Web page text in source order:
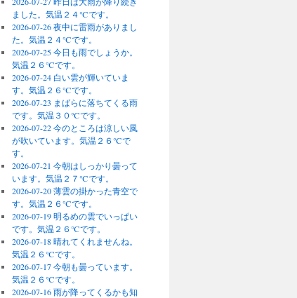
ました。気温２４℃です。
2026-07-26 夜中に雷雨がありまし
た。気温２４℃です。
2026-07-25 今日も雨でしょうか。
気温２６℃です。
2026-07-24 白い雲が輝いていま
す。気温２６℃です。
2026-07-23 まばらに落ちてくる雨
です。気温３０℃です。
2026-07-22 今のところは涼しい風
が吹いています。気温２６℃で
す。
2026-07-21 今朝はしっかり曇って
います。気温２７℃です。
2026-07-20 薄雲の掛かった青空で
す。気温２６℃です。
2026-07-19 明るめの雲でいっぱい
です。気温２６℃です。
2026-07-18 晴れてくれませんね。
気温２６℃です。
2026-07-17 今朝も曇っています。
気温２６℃です。
2026-07-16 雨が降ってくるかも知